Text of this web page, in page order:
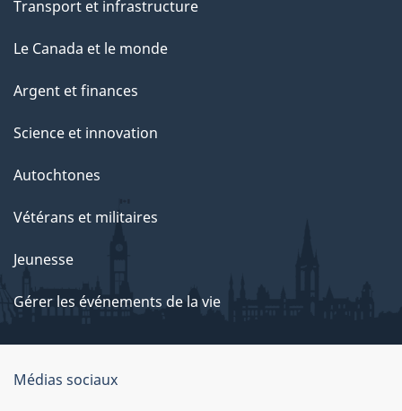
Transport et infrastructure
Le Canada et le monde
Argent et finances
Science et innovation
Autochtones
Vétérans et militaires
Jeunesse
Gérer les événements de la vie
Organisation
Médias sociaux